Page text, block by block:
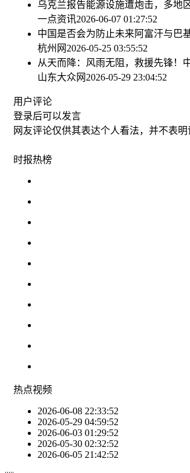
乌克兰报告能源设施遭炮击，多地
一点资讯2026-06-07 01:27:52
中国是否会为防止未来阿富汗与巴
杭州网 2026-05-25 03:55:52
从天而降：风雨无阻，救援先锋！
山东大众网 2026-05-29 23:04:52
用户评论
登录后可以发言
网友评论仅供其表达个人看法，并不表
时报热榜
热点视频
2026-06-08 22:33:52
2026-05-29 04:59:52
2026-06-03 01:29:52
2026-05-30 02:32:52
2026-06-05 21:42:52